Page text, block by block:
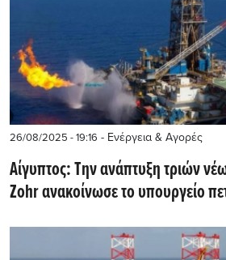
26/08/2025 - 19:16 - Ενέργεια & Αγορές
Αίγυπτος: Την ανάπτυξη τριών
Zohr ανακοίνωσε το υπουργείο